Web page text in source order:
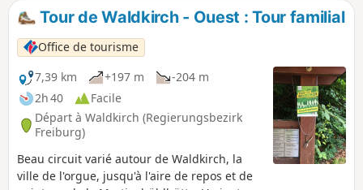
Tour de Waldkirch - Ouest : Tour familial
Office de tourisme
7,39 km
+197 m
-204 m
2h 40
Facile
Départ à Waldkirch (Regierungsbezirk
Freiburg)
Beau circuit varié autour de Waldkirch, la
ville de l'orgue, jusqu'à l'aire de repos et de